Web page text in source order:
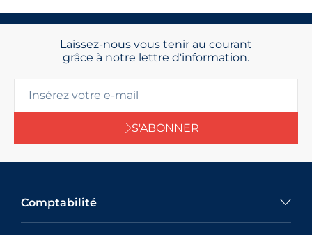
Laissez-nous vous tenir au courant
grâce à notre lettre d'information.
S'ABONNER
Comptabilité